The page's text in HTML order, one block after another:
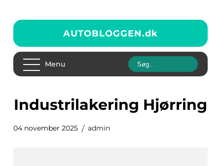
AUTOBLOGGEN.dk
Menu
industrilakering Hjørring
04 november 2025 admin